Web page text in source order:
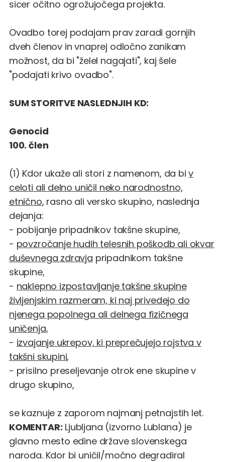
sicer očitno ogrožujočega projekta.
Ovadbo torej podajam prav zaradi gornjih
dveh členov in vnaprej odločno zanikam
možnost, da bi "želel nagajati", kaj šele
"podajati krivo ovadbo".
SUM STORITVE NASLEDNJIH KD:
Genocid
100. člen
(1) Kdor ukaže ali stori z namenom, da biv
celoti ali delno uničil neko narodnostno,
etnično, rasno ali versko skupino, naslednja
dejanja:
- pobijanje pripadnikov takšne skupine,
- povzročanje hudih telesnih poškodb ali okvar
duševnega zdravja pripadnikom takšne
skupine,
- naklepno izpostavljanje takšne skupine
življenjskim razmeram, ki naj privedejo do
njenega popolnega ali delnega fizičnega
uničenja,
- izvajanje ukrepov, ki preprečujejo rojstva v
takšni skupini,
- prisilno preseljevanje otrok ene skupine v
drugo skupino,
se kaznuje z zaporom najmanj petnajstih let.
KOMENTAR: Ljubljana (izvorno Lublana) je
glavno mesto edine države slovenskega
naroda. Kdor bi uničil/močno degradiral